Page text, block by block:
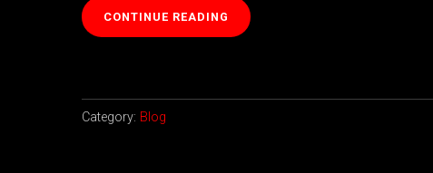
CONTINUE READING « HISTOIRES
D’HOMMES:
Category: Blog